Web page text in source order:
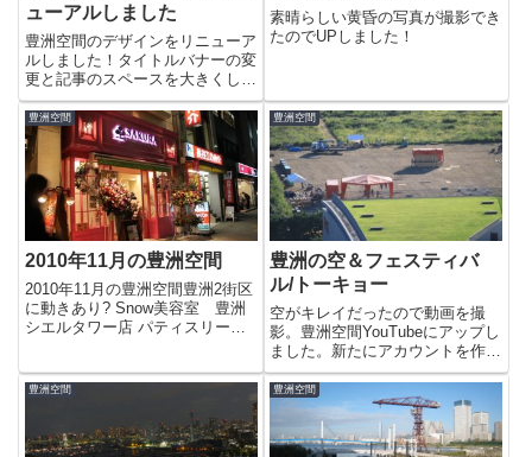
ューアルしました
豊洲空間のデザインをリニューア
ルしました！タイトルバナーの変
更と記事のスペースを大きくして
写真をより見やすくするように改
良したのですがいかがでしょう
か?もっと、読みやすくカスタマ
イズしていくつもりですので今後
とも豊洲空間をよろしくお願いし
ま...
素晴らしい黄昏の写真が撮影でき
たのでUPしました！
豊洲空間
2010年11月の豊洲空間
2010年11月の豊洲空間豊洲2街区
に動きあり? Snow美容室 豊洲
シエルタワー店 パティスリー
れの飛行船 お台場たこ焼きミュ
FUKUROUで...
豊洲空間
豊洲の空＆フェスティバ
ル/トーキョー
空がキレイだったので動画を撮
影。豊洲空間YouTubeにアップし
ました。新たにアカウントを作っ
たのですがなかなか動画を追加で
きていなかったのでコレから色々
とUPしていきたいと思います。
撮影していると「がすてなーに」
の隣の空き地で設営工事をし...
豊洲空間 豊洲空間